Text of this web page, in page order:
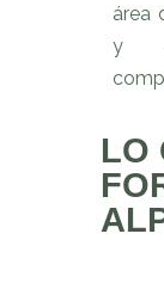
área
y
LO